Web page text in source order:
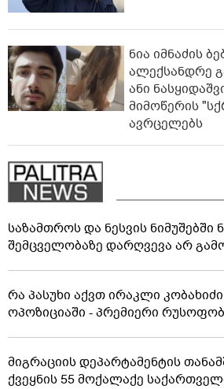
ნია იმნაძის
ალექსანდრე
ანი
მიმოწერის
ავრცელებს
საზამთროს და ნესვის ნიმუშებში
შემცველობაზე დარღვევა არ
რა პასუხი აქვთ ირაკლი
ოპოზიციაში - პრემიერი
მიგრაციის დეპარტამენტის
ქვეყნის 55 მოქალაქე